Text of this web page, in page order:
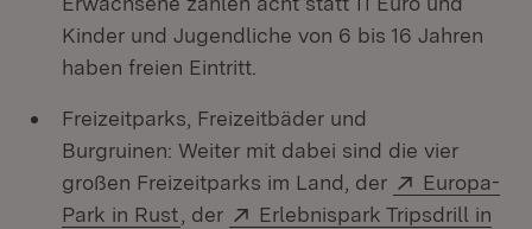
Kinder und Jugendliche von 6 bis 16 Jahren
haben freien Eintritt.
Freizeitparks, Freizeitbäder und
Burgruinen: Weiter mit dabei sind die vier
großen Freizeitparks im Land, der
Extern:
Europa-
Park in Rust (Öffnet in neuem Fenster)
, der Extern:
Erlebnispark Tripsdrill in